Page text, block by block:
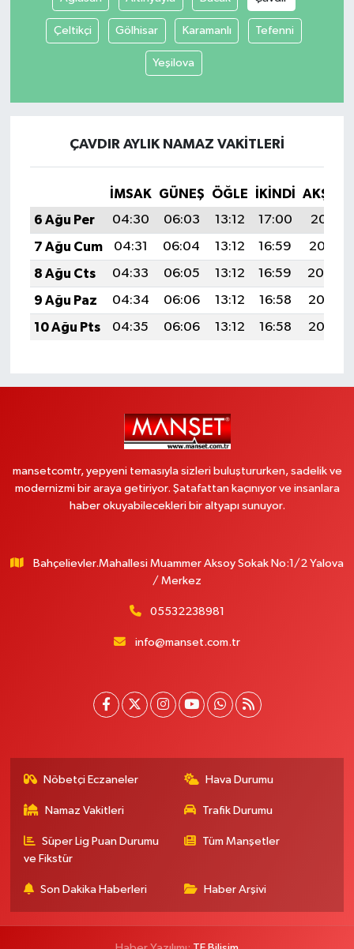
Çeltikçi Gölhisar Karamanlı Tefenni
Yeşilova
ÇAVDIR AYLIK NAMAZ VAKITLERI
İMSAK GÜNEŞ ÖĞLE İKINDI
AKŞAM
6 Ağu Per
04:30 06:03 13:12 17:00
20:11
7 Ağu Cum
04:31 06:04 13:12 16:59
20:10
8 Ağu Cts
04:33 06:05 13:12 16:59
20:09
9 Ağu Paz
04:34 06:06 13:12 16:58
20:08
10 Ağu Pts
04:35 06:06 13:12 16:58 20:07
mansetcomtr, yepyeni temasıyla sizleri buluştururken, sadelik ve
modernizmi bir araya getiriyor. Şatafattan kaçınıyor ve insanlara
haber okuyabilecekleri bir altyapı sunuyor.
Bahçelievler.Mahallesi Muammer Aksoy Sokak No:1/2 Yalova
/ Merkez
05532238981
info@manset.com.tr
Nöbetçi Eczaneler Hava Durumu
Namaz Vakitleri Trafik Durumu
Süper Lig Puan Durumu
ve Fikstür
Tüm Manşetler
Son Dakika Haberleri Haber Arşivi